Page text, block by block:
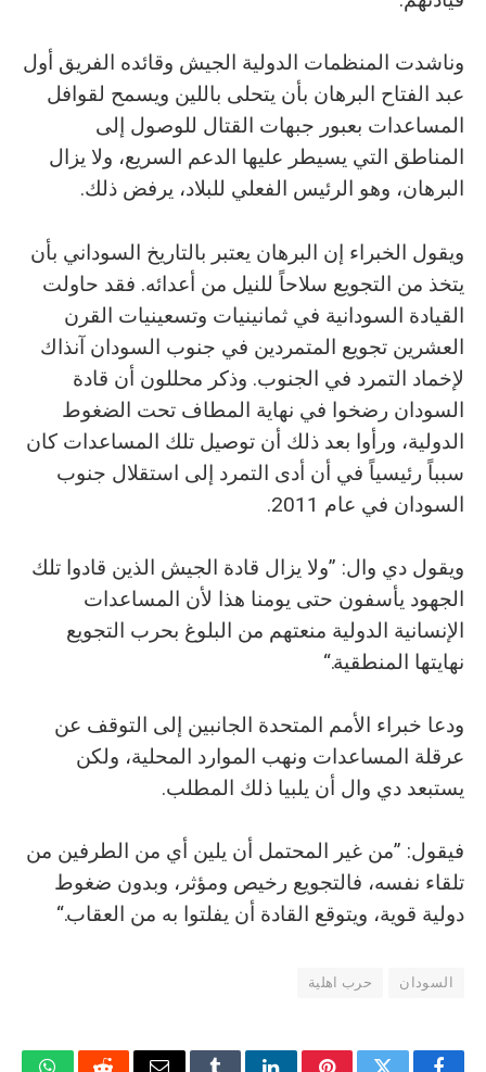
وناشدت المنظمات الدولية الجيش وقائده الفريق أول
عبد الفتاح البرهان بأن يتحلى باللين ويسمح لقوافل
المساعدات بعبور جبهات القتال للوصول إلى
المناطق التي يسيطر عليها الدعم السريع، ولا يزال
البرهان، وهو الرئيس الفعلي للبلاد، يرفض ذلك.
ويقول الخبراء إن البرهان يعتبر بالتاريخ السوداني بأن
يتخذ من التجويع سلاحاً للنيل من أعدائه. فقد حاولت
القيادة السودانية في ثمانينيات وتسعينيات القرن
العشرين تجويع المتمردين في جنوب السودان آنذاك
لإخماد التمرد في الجنوب. وذكر محللون أن قادة
السودان رضخوا في نهاية المطاف تحت الضغوط
الدولية، ورأوا بعد ذلك أن توصيل تلك المساعدات كان
سبباً رئيسياً في أن أدى التمرد إلى استقلال جنوب
السودان في عام 2011.
ويقول دي وال: ”ولا يزال قادة الجيش الذين قادوا تلك
الجهود يأسفون حتى يومنا هذا لأن المساعدات
الإنسانية الدولية منعتهم من البلوغ بحرب التجويع
نهايتها المنطقية.“
ودعا خبراء الأمم المتحدة الجانبين إلى التوقف عن
عرقلة المساعدات ونهب الموارد المحلية، ولكن
يستبعد دي وال أن يلبيا ذلك المطلب.
فيقول: ”من غير المحتمل أن يلين أي من الطرفين من
تلقاء نفسه، فالتجويع رخيص ومؤثر، وبدون ضغوط
دولية قوية، ويتوقع القادة أن يفلتوا به من العقاب.“
السودان حرب اهلية